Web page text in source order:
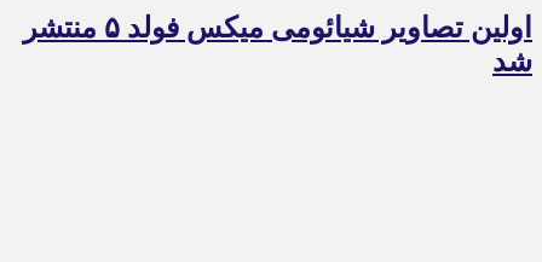
اولین تصاویر شیائومی میکس فولد ۵ منتشر
شد